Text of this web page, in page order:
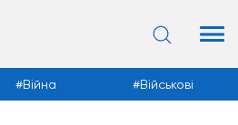
Війна Військові